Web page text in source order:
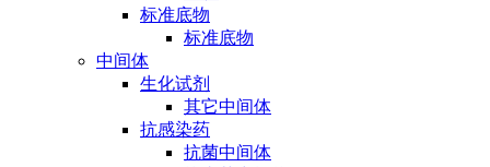
标准底物
标准底物
中间体
生化试剂
其它中间体
抗感染药
抗菌中间体